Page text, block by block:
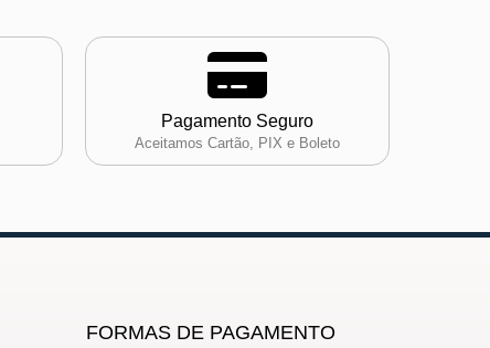
Pagamento Seguro
Aceitamos Cartão, PIX e Boleto
FORMAS DE PAGAMENTO